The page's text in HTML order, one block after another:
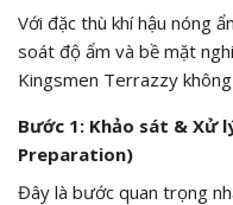
Với đặc thù khí hậu nóng
soát độ ẩm và bề mặt
Kingsmen Terrazzy
Bước 1: Khảo sát & Xử
Preparation)
Đây là bước quan trọng